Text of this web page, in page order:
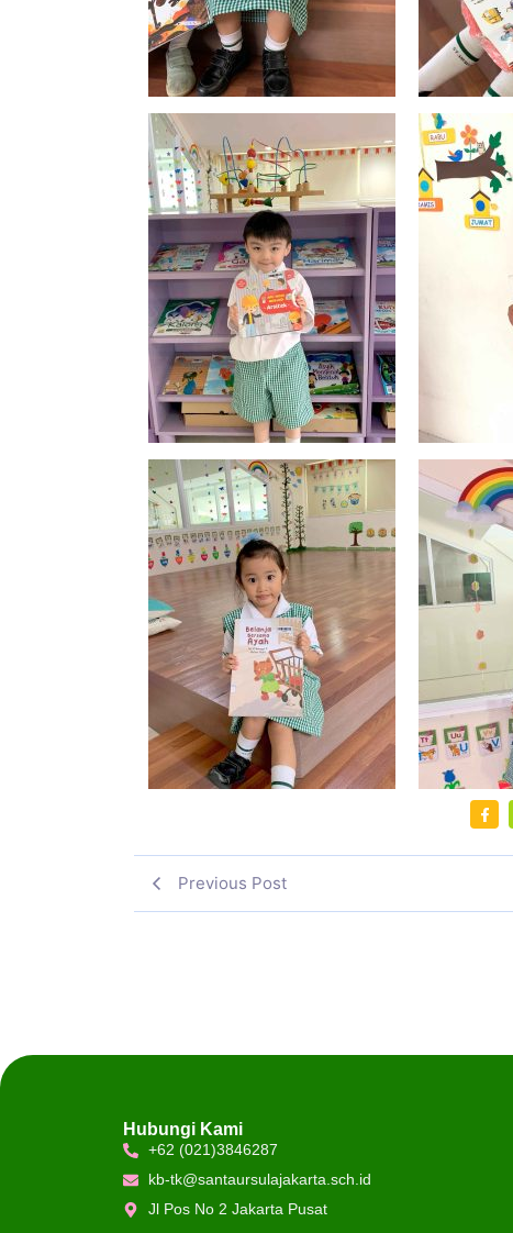
Previous Post
Hubungi Kami
+62 (021)3846287
kb-tk@santaursulajakarta.sch.id
Jl Pos No 2 Jakarta Pusat